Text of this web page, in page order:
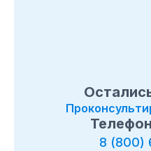
8 (800)